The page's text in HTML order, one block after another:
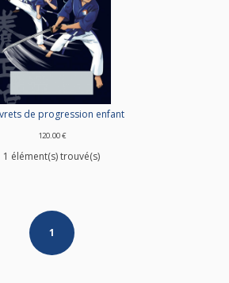
de progression enfant
120.00 €
1 élément(s) trouvé(s)
1